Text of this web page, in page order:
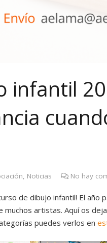
infantil
, Noticias No hay
de dibujo infantil! El año
artistas. Aquí os
puedes verlos en